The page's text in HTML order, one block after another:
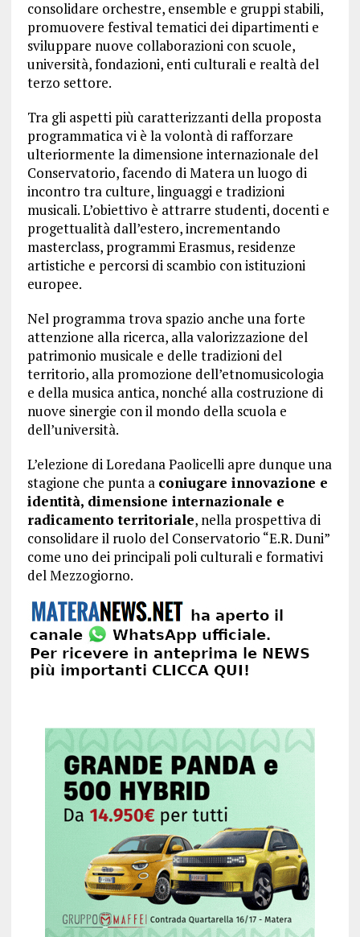
consolidare orchestre, ensemble e gruppi stabili,
promuovere festival tematici dei dipartimenti e
sviluppare nuove collaborazioni con scuole,
università, fondazioni, enti culturali e realtà del
terzo settore.
Tra gli aspetti più caratterizzanti della proposta
programmatica vi è la volontà di rafforzare
ulteriormente la dimensione internazionale del
Conservatorio, facendo di Matera un luogo di
incontro tra culture, linguaggi e tradizioni
musicali. L’obiettivo è attrarre studenti, docenti e
progettualità dall’estero, incrementando
masterclass, programmi Erasmus, residenze
artistiche e percorsi di scambio con istituzioni
europee.
Nel programma trova spazio anche una forte
attenzione alla ricerca, alla valorizzazione del
patrimonio musicale e delle tradizioni del
territorio, alla promozione dell’etnomusicologia
e della musica antica, nonché alla costruzione di
nuove sinergie con il mondo della scuola e
dell’università.
L’elezione di Loredana Paolicelli apre dunque una
stagione che punta a coniugare innovazione e
identità, dimensione internazionale e
radicamento territoriale, nella prospettiva di
consolidare il ruolo del Conservatorio “E.R. Duni”
come uno dei principali poli culturali e formativi
del Mezzogiorno.